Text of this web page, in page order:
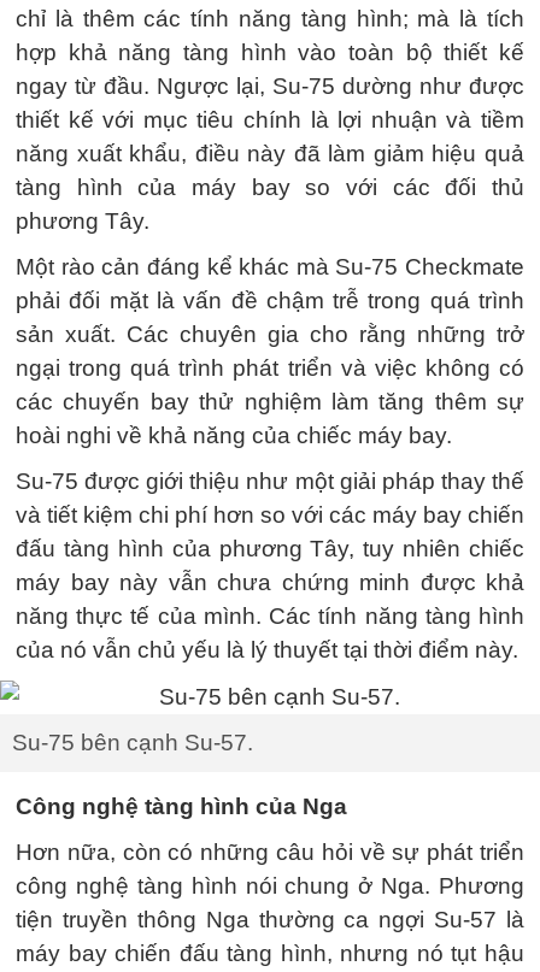
chỉ là thêm các tính năng tàng hình; mà là tích
hợp khả năng tàng hình vào toàn bộ thiết kế
ngay từ đầu. Ngược lại, Su-75 dường như được
thiết kế với mục tiêu chính là lợi nhuận và tiềm
năng xuất khẩu, điều này đã làm giảm hiệu quả
tàng hình của máy bay so với các đối thủ
phương Tây.
Một rào cản đáng kể khác mà Su-75 Checkmate
phải đối mặt là vấn đề chậm trễ trong quá trình
sản xuất. Các chuyên gia cho rằng những trở
ngại trong quá trình phát triển và việc không có
các chuyến bay thử nghiệm làm tăng thêm sự
hoài nghi về khả năng của chiếc máy bay.
Su-75 được giới thiệu như một giải pháp thay thế
và tiết kiệm chi phí hơn so với các máy bay chiến
đấu tàng hình của phương Tây, tuy nhiên chiếc
máy bay này vẫn chưa chứng minh được khả
năng thực tế của mình. Các tính năng tàng hình
của nó vẫn chủ yếu là lý thuyết tại thời điểm này.
Su-75 bên cạnh Su-57.
Công nghệ tàng hình của Nga
Hơn nữa, còn có những câu hỏi về sự phát triển
công nghệ tàng hình nói chung ở Nga. Phương
tiện truyền thông Nga thường ca ngợi Su-57 là
máy bay chiến đấu tàng hình, nhưng nó tụt hậu